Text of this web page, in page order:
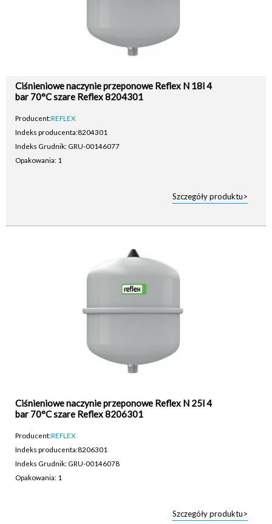
Ciśnieniowe naczynie przeponowe Reflex N 18l 4
bar 70°C szare Reflex 8204301
Producent:REFLEX
Indeks producenta:8204301
Indeks Grudnik: GRU-00146077
Opakowania: 1
Szczegóły produktu>
Ciśnieniowe naczynie przeponowe Reflex N 25l 4
bar 70°C szare Reflex 8206301
Producent:REFLEX
Indeks producenta:8206301
Indeks Grudnik: GRU-00146078
Opakowania: 1
Szczegóły produktu>